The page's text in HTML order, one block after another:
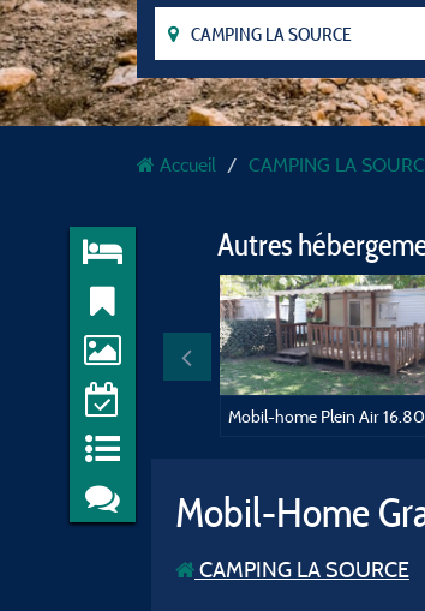
Accueil CAMPING LA
Autres
Mobil-Home
CAMPING LA SOURCE